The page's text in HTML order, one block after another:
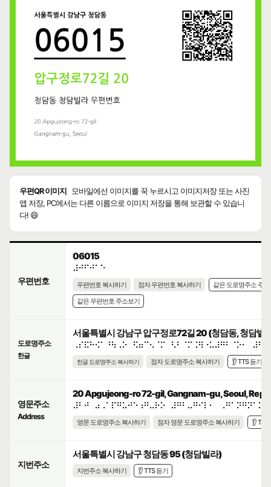
우편QR 이미지
모바일에선 이미지를 꾹 누르시고 이미지저장 또는 사진
앱 저장, PC에서는 다른 이름으로 이미지 저장을 통해 보관할 수 있습니
다! 😄
우편번호
06015
⠼⠚⠋⠚⠁⠑
우편번호 복사하기 점자 우편번호 복사하기
같은 도로명주소 주
같은 우편번호 주소보기
도로명주소
한글
서울특별시 강남구 압구정로72길 20 (청담동, 청담빌
⠠⠎⠯⠓⠪⠁⠘⠳⠠⠕⠀⠫⠶⠉⠢⠈⠍⠀⠣⠃⠈⠍⠨⠻⠐⠥⠼⠛⠃⠈⠕⠂⠀⠼⠃⠚
한글 도로명주소 복사하기 점자 도로명주소 복사하기 👂 TTS 듣기
영문주소
Address
20 Apgujeong-ro 72-gil, Gangnam-gu, Seoul,
영문 도로명주소 복사하기 점자 영문 도로명주소 복사하기 👂 TTS
지번주소
서울특별시 강남구 청담동 95 (청담빌라)
지번주소 복사하기 👂 TTS 듣기